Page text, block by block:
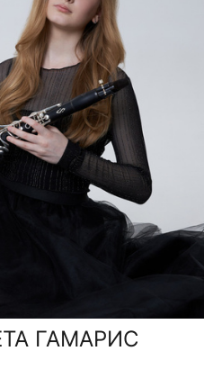
ГАМАРИС